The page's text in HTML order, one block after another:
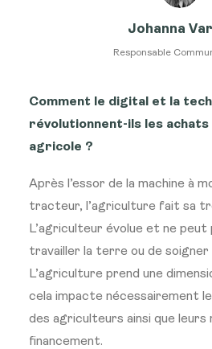
Johanna
Responsable
Comment le digital et la
révolutionnent-ils les achats
agricole ?
Après l’essor de la machine à
tracteur, l’agriculture fait sa
L’agriculteur évolue et ne
travailler la terre ou de soigner
L’agriculture prend une
cela impacte nécessairement
des agriculteurs ainsi que leurs
financement.